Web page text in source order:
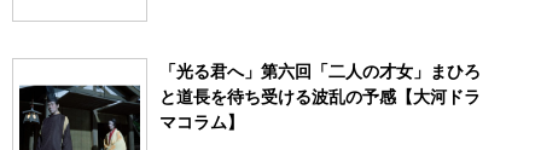
「光る君へ」第六回「二人の才女」まひろ
と道長を待ち受ける波乱の予感【大河ドラ
マコラム】